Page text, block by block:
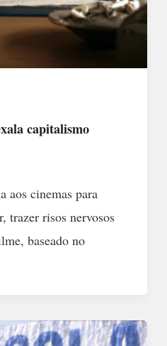
capitalismo
aos cinemas para
trazer risos nervosos
baseado no